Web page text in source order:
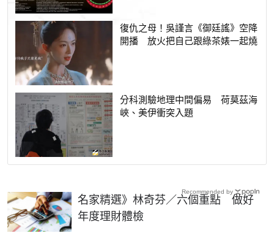
復仇之母！吳謹言《御廷謠》空降
開播 放火把自己跟綠茶婊一起燒
分科測驗地理中間偏易 荷莫茲海
峽、美伊衝突入題
名家精選》林奇芬／六個重點 做好
年度理財體檢
Recommended by